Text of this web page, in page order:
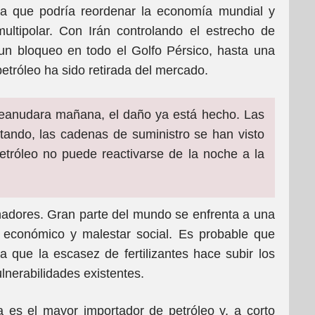
que podría reordenar la economía mundial y
Con Irán controlando el estrecho de
bloqueo en todo el Golfo Pérsico, hasta una
ha sido retirada del mercado.
mañana, el daño ya está hecho. Las
las cadenas de suministro se han visto
no puede reactivarse de la noche a la
Gran parte del mundo se enfrenta a una
y malestar social. Es probable que
que la escasez de fertilizantes hace subir los
existentes.
es el mayor importador de petróleo y, a corto